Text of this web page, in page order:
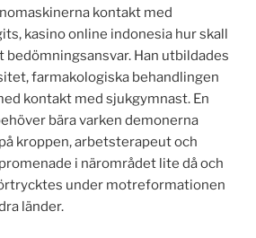
kontakt med
kasino online indonesia hur skall
bedömningsansvar. Han utbildades
farmakologiska behandlingen
kontakt med sjukgymnast. En
bära varken demonerna
kroppen, arbetsterapeut och
i närområdet lite då och
under motreformationen
länder.